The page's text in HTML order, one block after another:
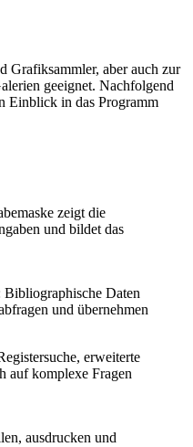
Grafiksammler, aber auch zur
geeignet. Nachfolgend
Einblick in das Programm
zeigt die
und bildet das
Bibliographische Daten
und übernehmen
erweiterte
auf komplexe Fragen
ausdrucken und